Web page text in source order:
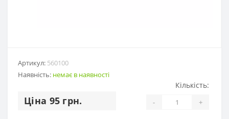
Артикул: 560100
Наявність: немає в наявностi
Цiна 95 грн.
Кількість:
- +